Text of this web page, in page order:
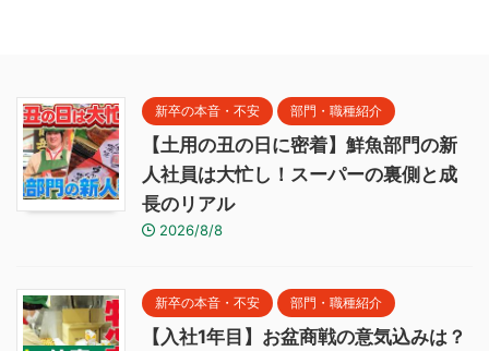
新卒の本音・不安 部門・職種紹介
【土用の丑の日に密着】鮮魚部門の新
人社員は大忙し！スーパーの裏側と成
長のリアル
2026/8/8
新卒の本音・不安 部門・職種紹介
【入社1年目】お盆商戦の意気込みは？